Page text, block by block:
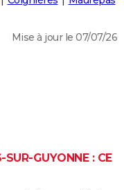
Mise à jour le 07/07/26
GUYONNE : CE